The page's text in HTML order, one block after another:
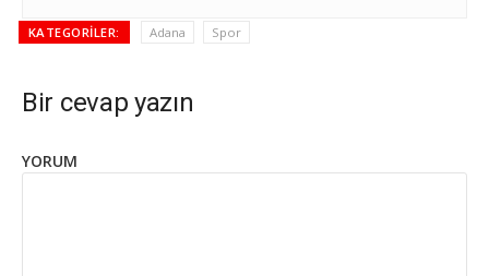
KATEGORILER: Adana Spor
Bir cevap yazın
YORUM